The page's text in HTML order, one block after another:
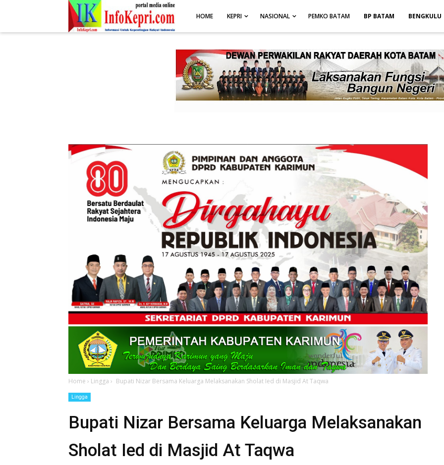
.post-body img { display: block; margin: 0 auto; max-width: 100%; height: auto; }
HOME KEPRI NASIONAL PEMKO BATAM BP BATAM BENGKULU
Home › Lingga › Bupati Nizar Bersama Keluarga Melaksanakan Sholat Ied di Masjid At Taqwa
Lingga
Bupati Nizar Bersama Keluarga Melaksanakan
Sholat Ied di Masjid At Taqwa